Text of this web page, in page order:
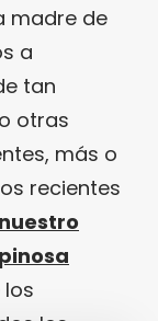
madre de
a
tan
otras
más o
recientes
nuestro